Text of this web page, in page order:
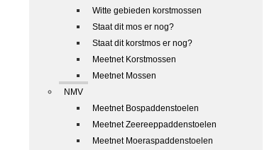
Witte gebieden korstmossen
Staat dit mos er nog?
Staat dit korstmos er nog?
Meetnet Korstmossen
Meetnet Mossen
NMV
Meetnet Bospaddenstoelen
Meetnet Zeereeppaddenstoelen
Meetnet Moeraspaddenstoelen